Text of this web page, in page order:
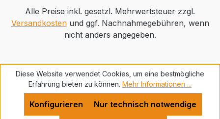
Alle Preise inkl. gesetzl. Mehrwertsteuer zzgl.
Versandkostenund ggf. Nachnahmegebühren, wenn
nicht anders angegeben.
Diese Website verwendet Cookies, um eine bestmögliche
Erfahrung bieten zu können. Mehr Informationen ...
Nur technisch notwendige
Konfigurieren